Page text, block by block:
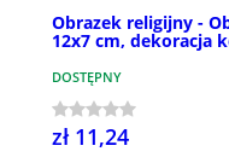
Obrazek religijny -
12x7 cm, dekoracja
DOSTĘPNY
zł 11,24